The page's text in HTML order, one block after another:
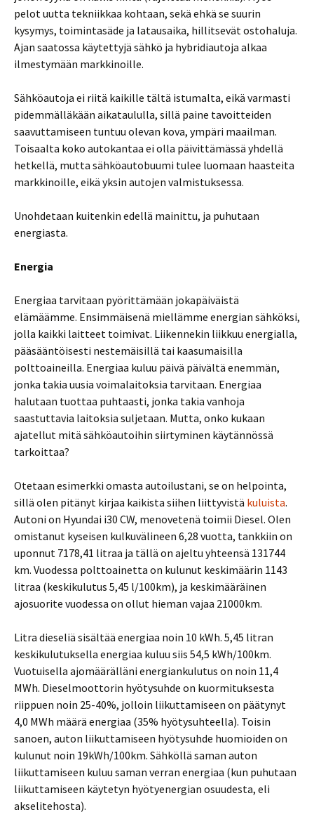
pelot uutta tekniikkaa kohtaan, sekä ehkä se suurin
kysymys, toimintasäde ja latausaika, hillitsevät ostohaluja.
Ajan saatossa käytettyjä sähkö ja hybridiautoja alkaa
ilmestymään markkinoille.
Sähköautoja ei riitä kaikille tältä istumalta, eikä varmasti
pidemmälläkään aikataululla, sillä paine tavoitteiden
saavuttamiseen tuntuu olevan kova, ympäri maailman.
Toisaalta koko autokantaa ei olla päivittämässä yhdellä
hetkellä, mutta sähköautobuumi tulee luomaan haasteita
markkinoille, eikä yksin autojen valmistuksessa.
Unohdetaan kuitenkin edellä mainittu, ja puhutaan
energiasta.
Energia
Energiaa tarvitaan pyörittämään jokapäiväistä
elämäämme. Ensimmäisenä miellämme energian sähköksi,
jolla kaikki laitteet toimivat. Liikennekin liikkuu energialla,
pääsääntöisesti nestemäisillä tai kaasumaisilla
polttoaineilla. Energiaa kuluu päivä päivältä enemmän,
jonka takia uusia voimalaitoksia tarvitaan. Energiaa
halutaan tuottaa puhtaasti, jonka takia vanhoja
saastuttavia laitoksia suljetaan. Mutta, onko kukaan
ajatellut mitä sähköautoihin siirtyminen käytännössä
tarkoittaa?
Otetaan esimerkki omasta autoilustani, se on helpointa,
sillä olen pitänyt kirjaa kaikista siihen liittyvistä kuluista.
Autoni on Hyundai i30 CW, menovetenä toimii Diesel. Olen
omistanut kyseisen kulkuvälineen 6,28 vuotta, tankkiin on
uponnut 7178,41 litraa ja tällä on ajeltu yhteensä 131744
km. Vuodessa polttoainetta on kulunut keskimäärin 1143
litraa (keskikulutus 5,45 l/100km), ja keskimääräinen
ajosuorite vuodessa on ollut hieman vajaa 21000km.
Litra dieseliä sisältää energiaa noin 10 kWh. 5,45 litran
keskikulutuksella energiaa kuluu siis 54,5 kWh/100km.
Vuotuisella ajomäärälläni energiankulutus on noin 11,4
MWh. Dieselmoottorin hyötysuhde on kuormituksesta
riippuen noin 25-40%, jolloin liikuttamiseen on päätynyt
4,0 MWh määrä energiaa (35% hyötysuhteella). Toisin
sanoen, auton liikuttamiseen hyötysuhde huomioiden on
kulunut noin 19kWh/100km. Sähköllä saman auton
liikuttamiseen kuluu saman verran energiaa (kun puhutaan
liikuttamiseen käytetyn hyötyenergian osuudesta, eli
akselitehosta).